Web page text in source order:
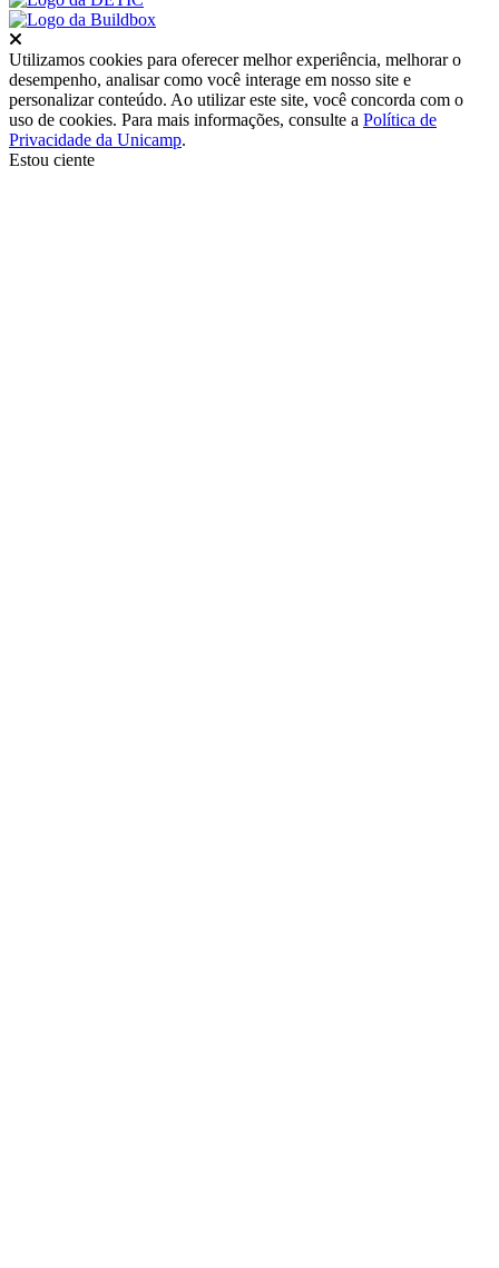
Utilizamos cookies para oferecer melhor experiência, melhorar o
desempenho, analisar como você interage em nosso site e
personalizar conteúdo. Ao utilizar este site, você concorda com o
uso de cookies. Para mais informações, consulte a Política de
Privacidade da Unicamp.
Estou ciente